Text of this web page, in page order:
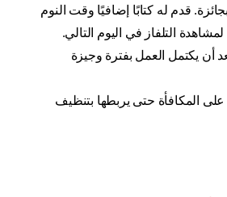
قدم له كتابًا إضافيًا وقت النوم
التلفاز في اليوم التالي.
أن يكتمل العمل بفترة وجيزة
المكافأة حتى يربطها بتنظيف